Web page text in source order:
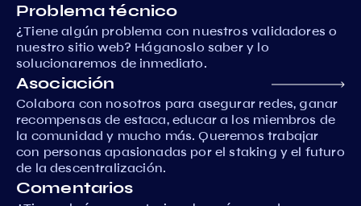
Problema técnico
¿Tiene algún problema con nuestros validadores o
nuestro sitio web? Háganoslo saber y lo
solucionaremos de inmediato.
Asociación
Colabora con nosotros para asegurar redes, ganar
recompensas de estaca, educar a los miembros de
la comunidad y mucho más. Queremos trabajar
con personas apasionadas por el staking y el futuro
de la descentralización.
Comentarios